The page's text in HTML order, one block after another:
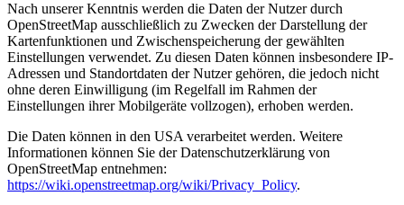
Nach unserer Kenntnis werden die Daten der Nutzer durch
OpenStreetMap ausschließlich zu Zwecken der Darstellung der
Kartenfunktionen und Zwischenspeicherung der gewählten
Einstellungen verwendet. Zu diesen Daten können insbesondere IP-
Adressen und Standortdaten der Nutzer gehören, die jedoch nicht
ohne deren Einwilligung (im Regelfall im Rahmen der
Einstellungen ihrer Mobilgeräte vollzogen), erhoben werden.
Die Daten können in den USA verarbeitet werden. Weitere
Informationen können Sie der Datenschutzerklärung von
OpenStreetMap entnehmen:
https://wiki.openstreetmap.org/wiki/Privacy_Policy.